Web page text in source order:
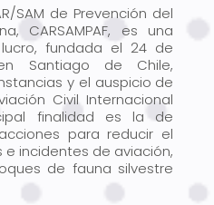
SAM de Prevención del
CARSAMPAF, es una
fundada el 24 de
Santiago de Chile,
y el auspicio de
Civil Internacional
finalidad es la de
para reducir el
incidentes de aviación,
de fauna silvestre